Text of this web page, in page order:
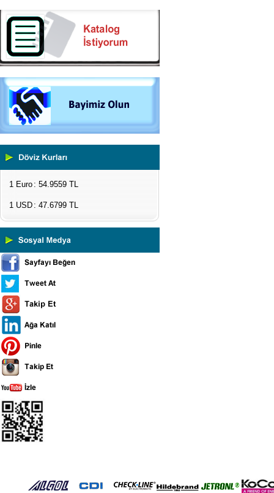
1 Euro : 54.9559 TL
1 USD : 47.6799 TL